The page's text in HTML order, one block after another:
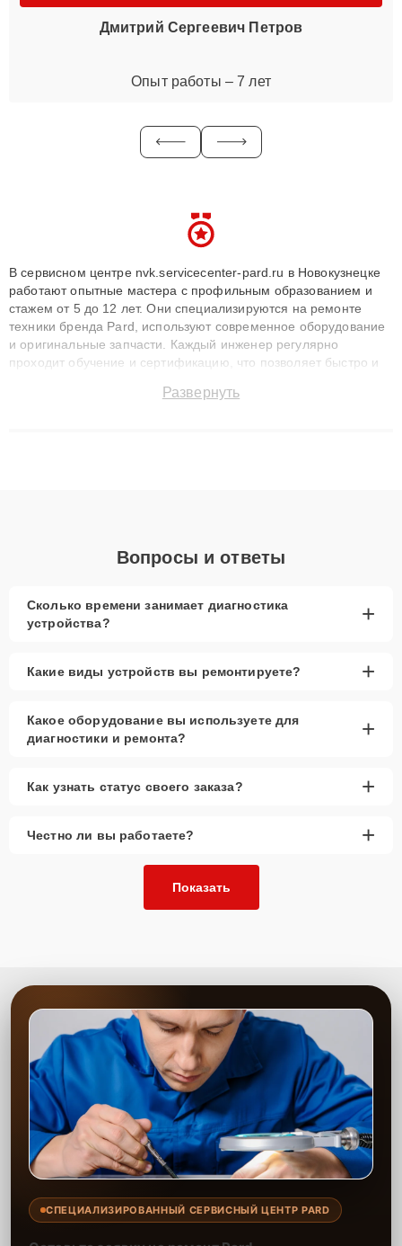
Дмитрий Сергеевич Петров
Опыт работы – 7 лет
В сервисном центре nvk.servicecenter-pard.ru в Новокузнецке
работают опытные мастера с профильным образованием и
стажем от 5 до 12 лет. Они специализируются на ремонте
техники бренда Pard, используют современное оборудование
и оригинальные запчасти. Каждый инженер регулярно
проходит обучение и сертификацию, что позволяет быстро и
сохранением гарантии до 3 лет. Наши мастера решают
Развернуть
Вопросы и ответы
Сколько времени занимает диагностика
устройства?
+
Какие виды устройств вы ремонтируете? +
Какое оборудование вы используете для
диагностики и ремонта?
+
Как узнать статус своего заказа? +
Честно ли вы работаете? +
Показать
СПЕЦИАЛИЗИРОВАННЫЙ СЕРВИСНЫЙ ЦЕНТР PARD